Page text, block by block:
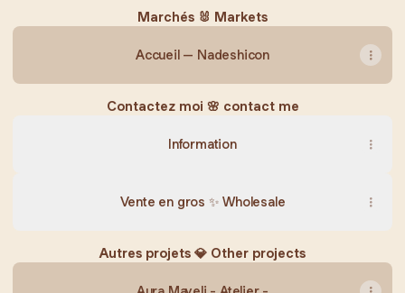
Marchés 🐰 Markets
Accueil – Nadeshicon
Contactez moi 🌸 contact me
Information
Vente en gros ✨ Wholesale
Autres projets 💎 Other projects